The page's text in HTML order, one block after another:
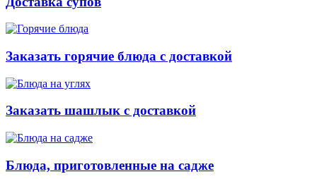
Заказать горячие блюда с доставкой
Заказать шашлык с доставкой
Блюда, приготовленные на садже